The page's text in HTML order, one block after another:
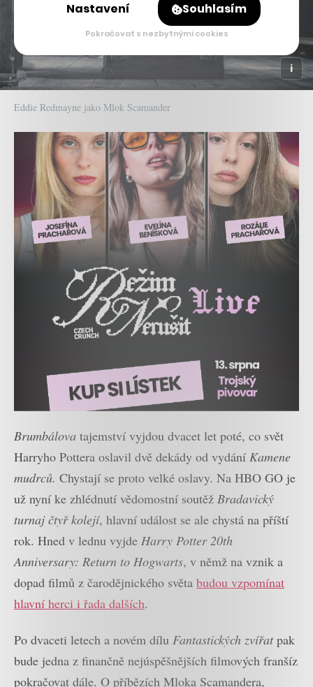
Eddie Redmayne jako Mlok Scamander
Brumbálova tajemství vyjdou dvacet let poté, co svět
Harryho Pottera oslavil dvě dekády od vydání Kamene
mudrců. Chystají se proto velké oslavy. Na HBO GO je
už nyní ke zhlédnutí vědomostní soutěž Bradavický
turnaj čtyř kolejí, hlavní událost se ale chystá na příští
rok. Hned v lednu vyjde Harry Potter 20th
Anniversary: Return to Hogwarts, v němž na vznik a
dopad filmů z čarodějnického světa budou vzpomínat
hlavní herci i řada dalších.
Po dvaceti letech a novém dílu Fantastických zvířat pak
bude jedna z finančně nejúspěšnějších filmových franšíz
pokračovat dále. O příbězích Mloka Scamandera,
Nastavení Souhlasím
Pokračovat s nezbytnými cookies